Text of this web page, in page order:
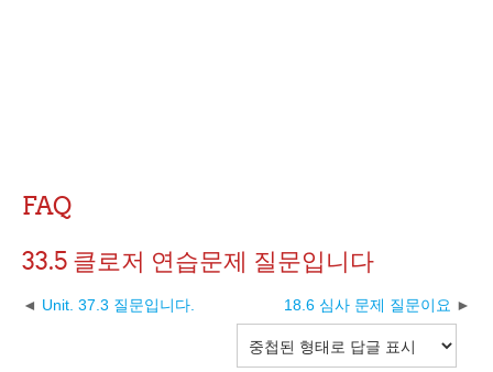
FAQ
33.5 클로저 연습문제 질문입니다
Unit. 37.3 질문입니다. 18.6 심사 문제 질문이요